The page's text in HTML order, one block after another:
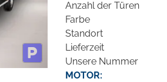
Anzahl der Türen
Farbe
Standort
Lieferzeit
Unsere Nummer
MOTOR: